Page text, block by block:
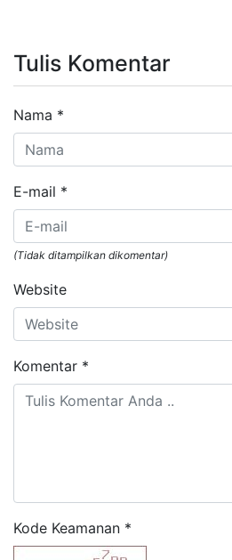
Tulis Komentar
Nama *
E-mail *
(Tidak ditampilkan dikomentar)
Website
Komentar *
Kode Keamanan *